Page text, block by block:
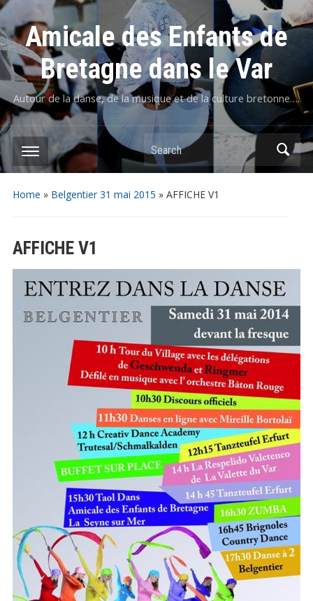
Amicale des Enfants de
Bretagne dans le Var
Autour de la danse, de la musique et de la culture bretonne….
Home » Belgentier 31 mai 2015 » AFFICHE V1
AFFICHE V1